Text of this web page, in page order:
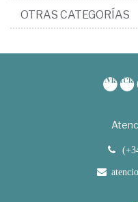
OTRAS CATEGORÍAS